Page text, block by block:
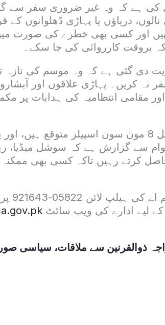
کی ہے کہ وہ غیر ضروری سفر سے
دریاؤں یا پہاڑی ڈھلوانوں کے
اور کسی بھی خطرے کی صورت
بروقت کارروائی کی جا سکے۔
دی گئی ہے کہ وہ موسم کی تازہ
نہ کریں۔ پہاڑی علاقوں اور
مقامی انتظامیہ کی ہدایات پر
ایس ڈی ایم اے نے بتایا کہ رواں سال کل 8 مون سون اسپیلز متوقع
سے گزارش ہے کہ سوشل میڈیا،
کرتے رہیں تاکہ کسی بھی
ایمرجنسی کی
کے لیے ادارے کی ویب سائٹ
ذوالقرنین سے ملاقات، سیاسی